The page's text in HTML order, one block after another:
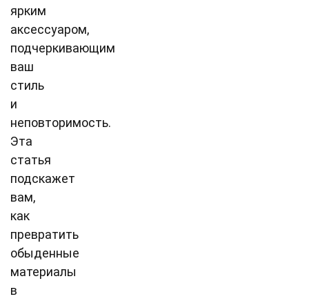
ярким
аксессуаром,
подчеркивающим
ваш
стиль
и
неповторимость.
Эта
статья
подскажет
вам,
как
превратить
обыденные
материалы
в